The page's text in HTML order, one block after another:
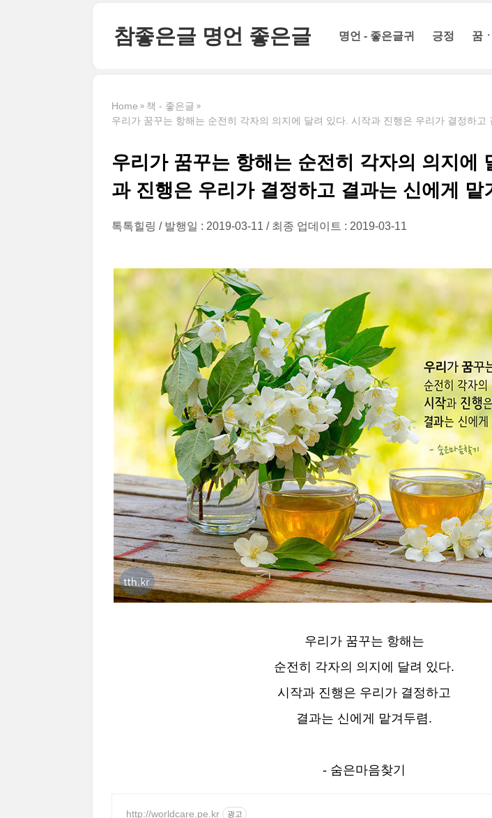
참좋은글 명언 좋은글 명언 - 좋은글귀 긍정 꿈
Home
책 - 좋은글
우리가 꿈꾸는 항해는 순전히 각자의 의지에 달려 있다. 시작과 진행은 우리가 결정하고
우리가 꿈꾸는 항해는 순전히 각자의 의지에
과 진행은 우리가 결정하고 결과는 신에게 맡
톡톡힐링 발행일 : 2019-03-11 최종 업데이트 : 2019-03-11
우리가 꿈꾸는 항해는
순전히 각자의 의지에 달려 있다.
시작과 진행은 우리가 결정하고
결과는 신에게 맡겨두렴.
- 숨은마음찾기
http://worldcare.pe.kr 광고